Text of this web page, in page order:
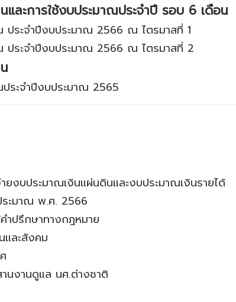
ละการใช้งบประมาณประจำปี รอบ 6 เดือน
ประจำปีงบประมาณ 2566 ณ ไตรมาสที่ 1
ประจำปีงบประมาณ 2566 ณ ไตรมาสที่ 2
ประจำปีงบประมาณ 2565
งบประมาณเงินแผ่นดินและงบประมาณเงินรายได้
ระมาณ พ.ศ. 2566
ปรึกษาทางกฎหมาย
และสังคม
นงานดูแล นศ.ต่างชาติ